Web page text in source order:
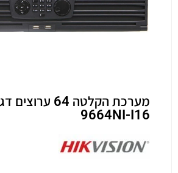
9664NI-I16